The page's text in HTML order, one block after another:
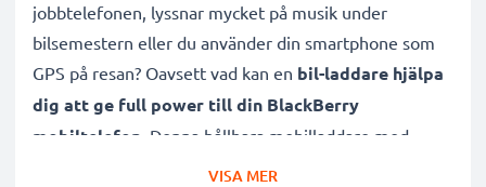
jobbtelefonen, lyssnar mycket på musik under
bilsemestern eller du använder din smartphone som
GPS på resan? Oavsett vad kan en bil-laddare hjälpa
dig att ge full power till din BlackBerry
mobiltelefon . Denna hållbara mobilladdare med
laddsladd / USB-kabel är dessutom lämplig både för
VISA MER